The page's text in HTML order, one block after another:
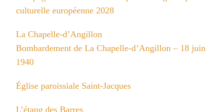
culturelle européenne 2028
La Chapelle-d’Angillon
Bombardement de La Chapelle-d’Angillon – 18 juin
1940
Église paroissiale Saint-Jacques
L’étang des Barres